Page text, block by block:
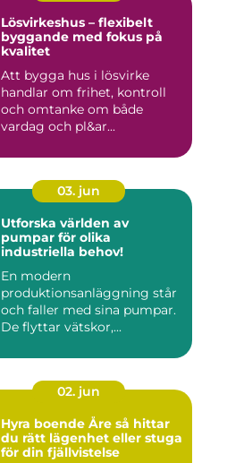
Lösvirkeshus – flexibelt
byggande med fokus på
kvalitet
Att bygga hus i lösvirke
handlar om frihet, kontroll
och omtanke om både
vardag och pl&ar...
03. jun
Utforska världen av
pumpar för olika
industriella behov!
En modern
produktionsanläggning står
och faller med sina pumpar.
De flyttar vätskor,...
02. jun
Hyra boende Åre så hittar
du rätt lägenhet eller stuga
för din fjällvistelse